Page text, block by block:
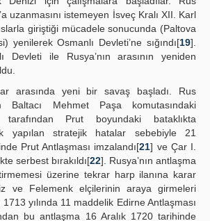
uzanmasını istemeyen İsveç Kralı XII. Karl
giriştiği mücadele sonucunda (Paltova
yenilerek Osmanlı Devleti’ne sığındı[19].
Devleti ile Rusya’nın arasının yeniden
arasında yeni bir savaş başladı. Rus
Baltacı Mehmet Paşa komutasındaki
tarafından Prut boyundaki bataklıkta
yapılan stratejik hatalar sebebiyle 21
Prut Antlaşması imzalandı[21] ve Çar I.
serbest bırakıldı[22]. Rusya’nın antlaşma
üzerine tekrar harp ilanına karar
ve Felemenk elçilerinin araya girmeleri
yılında 11 maddelik Edirne Antlaşması
bu antlaşma 16 Aralık 1720 tarihinde